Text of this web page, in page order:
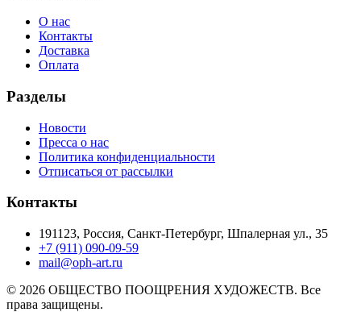
О нас
Контакты
Доставка
Оплата
Разделы
Новости
Пресса о нас
Политика конфиденциальности
Отписаться от рассылки
Контакты
191123, Россия, Санкт-Петербург, Шпалерная ул., 35
+7 (911) 090-09-59
mail@oph-art.ru
© 2026 ОБЩЕСТВО ПООЩРЕНИЯ ХУДОЖЕСТВ. Все
права защищены.